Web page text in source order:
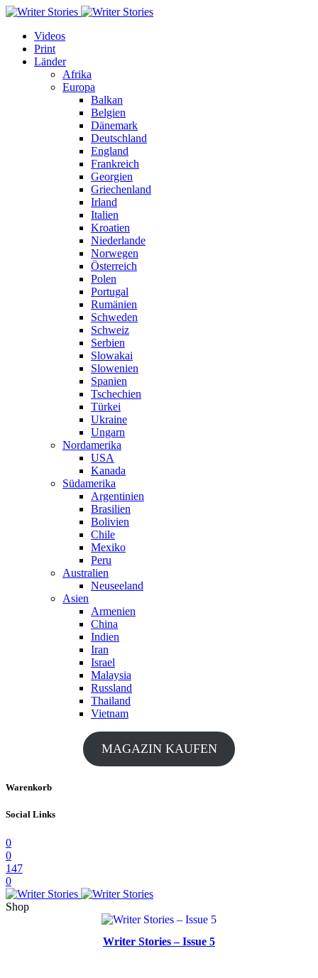
Videos
Print
Länder
Afrika
Europa
Balkan
Belgien
Dänemark
Deutschland
England
Frankreich
Georgien
Griechenland
Irland
Italien
Kroatien
Niederlande
Norwegen
Österreich
Polen
Portugal
Rumänien
Schweden
Schweiz
Serbien
Slowakai
Slowenien
Spanien
Tschechien
Türkei
Ukraine
Ungarn
Nordamerika
USA
Kanada
Südamerika
Argentinien
Brasilien
Bolivien
Chile
Mexiko
Peru
Australien
Neuseeland
Asien
Armenien
China
Indien
Iran
Israel
Malaysia
Russland
Thailand
Vietnam
MAGAZIN KAUFEN
Warenkorb
Social Links
0
0
147
0
Shop
Writer Stories – Issue 5